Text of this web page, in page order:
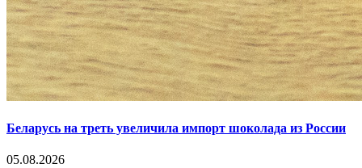
Беларусь на треть увеличила импорт шоколада из России
05.08.2026